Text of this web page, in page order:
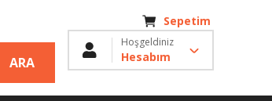
ARA
Sepetim
Hoşgeldiniz
Hesabım